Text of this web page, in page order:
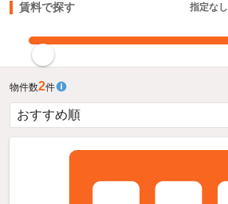
賃料で探す 指定なし
物件数2件